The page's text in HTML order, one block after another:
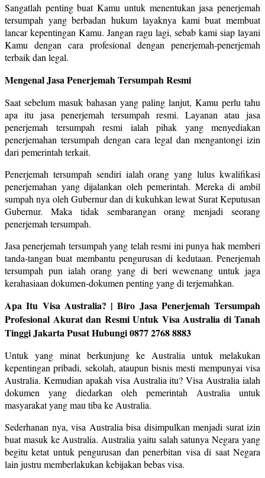
Sangatlah penting buat Kamu untuk menentukan jasa penerjemah
tersumpah yang berbadan hukum layaknya kami buat membuat
lancar kepentingan Kamu. Jangan ragu lagi, sebab kami siap layani
Kamu dengan cara profesional dengan penerjemah-penerjemah
terbaik dan legal.
Mengenal Jasa Penerjemah Tersumpah Resmi
Saat sebelum masuk bahasan yang paling lanjut, Kamu perlu tahu
apa itu jasa penerjemah tersumpah resmi. Layanan atau jasa
penerjemah tersumpah resmi ialah pihak yang menyediakan
penerjemahan tersumpah dengan cara legal dan mengantongi izin
dari pemerintah terkait.
Penerjemah tersumpah sendiri ialah orang yang lulus kwalifikasi
penerjemahan yang dijalankan oleh pemerintah. Mereka di ambil
sumpah nya oleh Gubernur dan di kukuhkan lewat Surat Keputusan
Gubernur. Maka tidak sembarangan orang menjadi seorang
penerjemah tersumpah.
Jasa penerjemah tersumpah yang telah resmi ini punya hak memberi
tanda-tangan buat membantu pengurusan di kedutaan. Penerjemah
tersumpah pun ialah orang yang di beri wewenang untuk jaga
kerahasiaan dokumen-dokumen penting yang di terjemahkan.
Apa Itu Visa Australia? | Biro Jasa Penerjemah Tersumpah
Profesional Akurat dan Resmi Untuk Visa Australia di Tanah
Tinggi Jakarta Pusat Hubungi 0877 2768 8883
Untuk yang minat berkunjung ke Australia untuk melakukan
kepentingan pribadi, sekolah, ataupun bisnis mesti mempunyai visa
Australia. Kemudian apakah visa Australia itu? Visa Australia ialah
dokumen yang diedarkan oleh pemerintah Australia untuk
masyarakat yang mau tiba ke Australia.
Sederhanan nya, visa Australia bisa disimpulkan menjadi surat izin
buat masuk ke Australia. Australia yaitu salah satunya Negara yang
begitu ketat untuk pengurusan dan penerbitan visa di saat Negara
lain justru memberlakukan kebijakan bebas visa.